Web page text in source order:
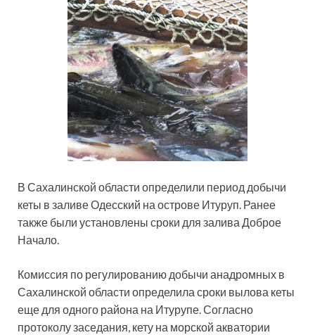
В Сахалинской области определили период добычи
кеты в заливе Одесский на острове Итуруп. Ранее
также были установлены сроки для залива Доброе
Начало.
Комиссия по регулированию добычи анадромных в
Сахалинской области определила сроки вылова кеты
еще для одного района на Итурупе. Согласно
протоколу заседания, кету на морской акватории